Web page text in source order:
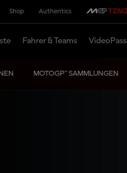
Shop Authentics
Fahrer & Teams VideoPass
MOTOGP™ SAMMLUNGEN